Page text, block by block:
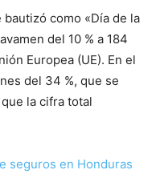
como «Día de la
del 10 % a 184
Europea (UE). En el
del 34 %, que se
la cifra total
seguros en Honduras